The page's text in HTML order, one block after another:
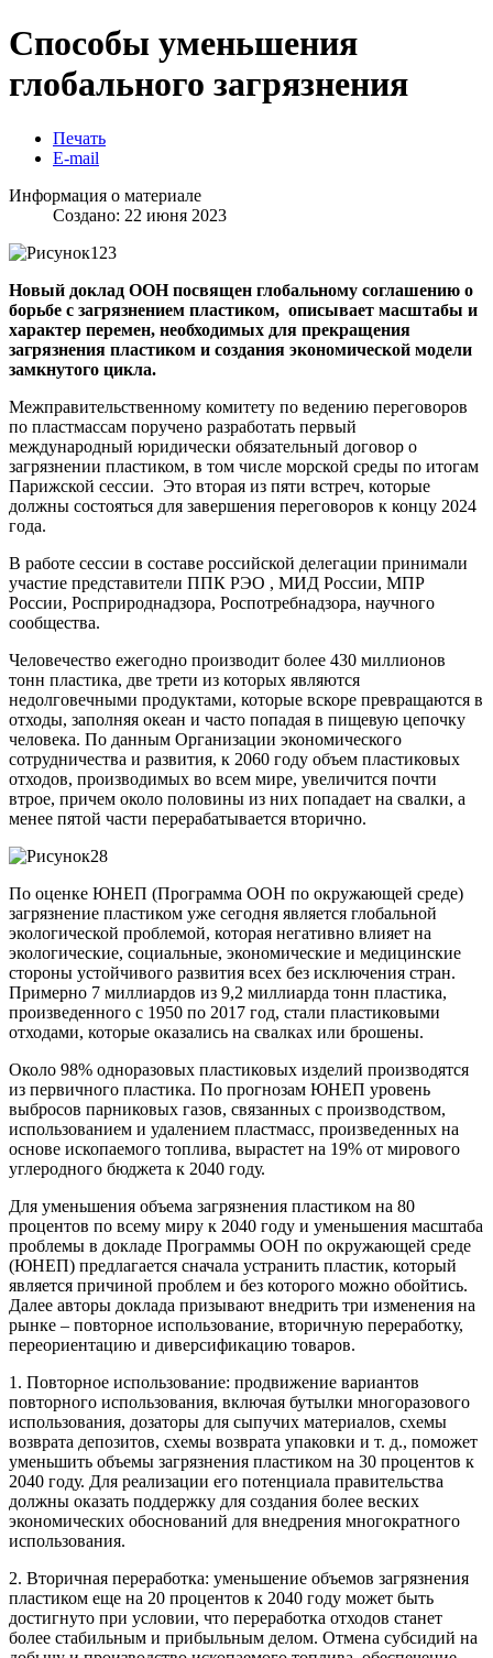
Способы уменьшения
глобального загрязнения
Печать
E-mail
Информация о материале
Создано: 22 июня 2023
Новый доклад ООН посвящен глобальному соглашению о
борьбе с загрязнением пластиком, описывает масштабы и
характер перемен, необходимых для прекращения
загрязнения пластиком и создания экономической модели
замкнутого цикла.
Межправительственному комитету по ведению переговоров
по пластмассам поручено разработать первый
международный юридически обязательный договор о
загрязнении пластиком, в том числе морской среды по итогам
Парижской сессии. Это вторая из пяти встреч, которые
должны состояться для завершения переговоров к концу 2024
года.
В работе сессии в составе российской делегации принимали
участие представители ППК РЭО , МИД России, МПР
России, Росприроднадзора, Роспотребнадзора, научного
сообщества.
Человечество ежегодно производит более 430 миллионов
тонн пластика, две трети из которых являются
недолговечными продуктами, которые вскоре превращаются в
отходы, заполняя океан и часто попадая в пищевую цепочку
человека. По данным Организации экономического
сотрудничества и развития, к 2060 году объем пластиковых
отходов, производимых во всем мире, увеличится почти
втрое, причем около половины из них попадает на свалки, а
менее пятой части перерабатывается вторично.
По оценке ЮНЕП (Программа ООН по окружающей среде)
загрязнение пластиком уже сегодня является глобальной
экологической проблемой, которая негативно влияет на
экологические, социальные, экономические и медицинские
стороны устойчивого развития всех без исключения стран.
Примерно 7 миллиардов из 9,2 миллиарда тонн пластика,
произведенного с 1950 по 2017 год, стали пластиковыми
отходами, которые оказались на свалках или брошены.
Около 98% одноразовых пластиковых изделий производятся
из первичного пластика. По прогнозам ЮНЕП уровень
выбросов парниковых газов, связанных с производством,
использованием и удалением пластмасс, произведенных на
основе ископаемого топлива, вырастет на 19% от мирового
углеродного бюджета к 2040 году.
Для уменьшения объема загрязнения пластиком на 80
процентов по всему миру к 2040 году и уменьшения масштаба
проблемы в докладе Программы ООН по окружающей среде
(ЮНЕП) предлагается сначала устранить пластик, который
является причиной проблем и без которого можно обойтись.
Далее авторы доклада призывают внедрить три изменения на
рынке – повторное использование, вторичную переработку,
переориентацию и диверсификацию товаров.
1. Повторное использование: продвижение вариантов
повторного использования, включая бутылки многоразового
использования, дозаторы для сыпучих материалов, схемы
возврата депозитов, схемы возврата упаковки и т. д., поможет
уменьшить объемы загрязнения пластиком на 30 процентов к
2040 году. Для реализации его потенциала правительства
должны оказать поддержку для создания более веских
экономических обоснований для внедрения многократного
использования.
2. Вторичная переработка: уменьшение объемов загрязнения
пластиком еще на 20 процентов к 2040 году может быть
достигнуто при условии, что переработка отходов станет
более стабильным и прибыльным делом. Отмена субсидий на